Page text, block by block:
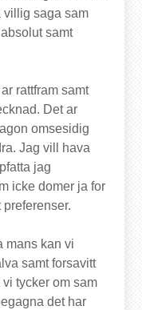
villig saga sam
samt
rattfram samt
Det ar
omsesidig
Jag vill hava
jag
icke domer ja for
mans kan vi
samt forsavitt
tycker om sam
det har